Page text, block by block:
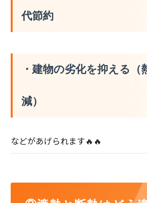
代節約
・建物の劣化を抑える（
減）
などがあげられます🔥🔥